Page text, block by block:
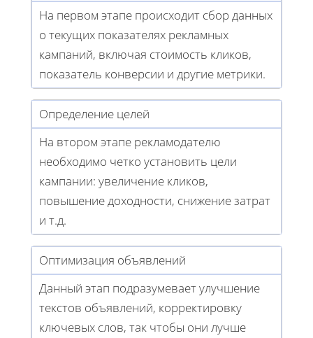
На первом этапе происходит сбор данных
о текущих показателях рекламных
кампаний, включая стоимость кликов,
показатель конверсии и другие метрики.
Определение целей
На втором этапе рекламодателю
необходимо четко установить цели
кампании: увеличение кликов,
повышение доходности, снижение затрат
и т.д.
Оптимизация объявлений
Данный этап подразумевает улучшение
текстов объявлений, корректировку
ключевых слов, так чтобы они лучше